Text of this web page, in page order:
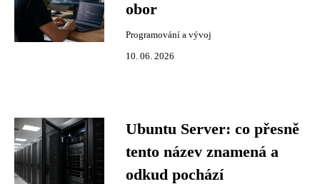
obor
Programování a vývoj
10. 06. 2026
Ubuntu Server: co přesně
tento název znamená a
odkud pochází